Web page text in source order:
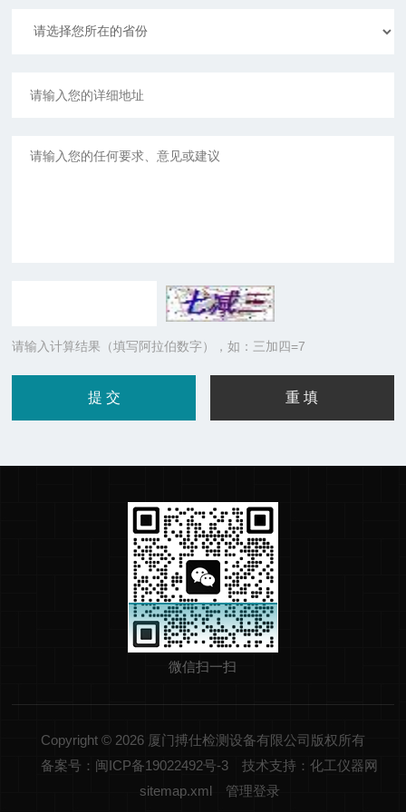
请输入计算结果（填写阿拉伯数字），如：三加四=7
微信扫一扫
Copyright © 2026 厦门搏仕检测设备有限公司版权所有
备案号：闽ICP备19022492号-3
技术支持：化工仪器网
sitemap.xml
管理登录